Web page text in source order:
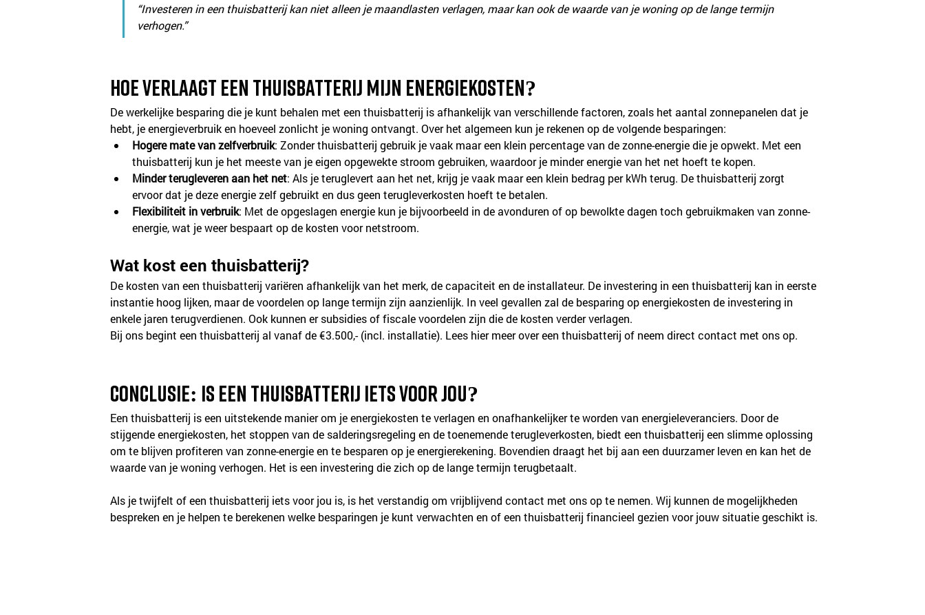
“Investeren in een thuisbatterij kan niet alleen je maandlasten verlagen, maar kan ook de waarde van je woning op de lange termijn
verhogen.”
Hoe verlaagt een thuisbatterij mijn energiekosten?
De werkelijke besparing die je kunt behalen met een thuisbatterij is afhankelijk van verschillende factoren, zoals het aantal zonnepanelen dat je
hebt, je energieverbruik en hoeveel zonlicht je woning ontvangt. Over het algemeen kun je rekenen op de volgende besparingen:
Hogere mate van zelfverbruik: Zonder thuisbatterij gebruik je vaak maar een klein percentage van de zonne-energie die je opwekt. Met een
thuisbatterij kun je het meeste van je eigen opgewekte stroom gebruiken, waardoor je minder energie van het net hoeft te kopen.
Minder terugleveren aan het net: Als je teruglevert aan het net, krijg je vaak maar een klein bedrag per kWh terug. De thuisbatterij zorgt
ervoor dat je deze energie zelf gebruikt en dus geen terugleverkosten hoeft te betalen.
Flexibiliteit in verbruik: Met de opgeslagen energie kun je bijvoorbeeld in de avonduren of op bewolkte dagen toch gebruikmaken van zonne-
energie, wat je weer bespaart op de kosten voor netstroom.
Wat kost een thuisbatterij?
De kosten van een thuisbatterij variëren afhankelijk van het merk, de capaciteit en de installateur. De investering in een thuisbatterij kan in eerste
instantie hoog lijken, maar de voordelen op lange termijn zijn aanzienlijk. In veel gevallen zal de besparing op energiekosten de investering in
enkele jaren terugverdienen. Ook kunnen er subsidies of fiscale voordelen zijn die de kosten verder verlagen.
Bij ons begint een thuisbatterij al vanaf de €3.500,- (incl. installatie). Lees hier meer over een thuisbatterij of neem direct contact met ons op.
Conclusie: Is een thuisbatterij iets voor jou?
Een thuisbatterij is een uitstekende manier om je energiekosten te verlagen en onafhankelijker te worden van energieleveranciers. Door de
stijgende energiekosten, het stoppen van de salderingsregeling en de toenemende terugleverkosten, biedt een thuisbatterij een slimme oplossing
om te blijven profiteren van zonne-energie en te besparen op je energierekening. Bovendien draagt het bij aan een duurzamer leven en kan het de
waarde van je woning verhogen. Het is een investering die zich op de lange termijn terugbetaalt.
Als je twijfelt of een thuisbatterij iets voor jou is, is het verstandig om vrijblijvend contact met ons op te nemen. Wij kunnen de mogelijkheden
bespreken en je helpen te berekenen welke besparingen je kunt verwachten en of een thuisbatterij financieel gezien voor jouw situatie geschikt is.